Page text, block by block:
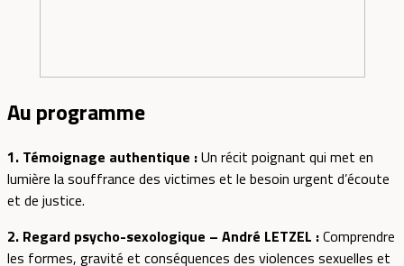
Au programme
1. Témoignage authentique :Un récit poignant qui met en
lumière la souffrance des victimes et le besoin urgent d’écoute
et de justice.
2. Regard psycho-sexologique – André LETZEL :Comprendre
les formes, gravité et conséquences des violences sexuelles et